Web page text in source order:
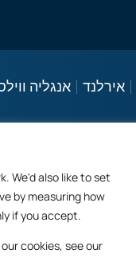
We'd also like to set
by measuring how
if you accept.
cookies, see our
אנגליה אירלנד